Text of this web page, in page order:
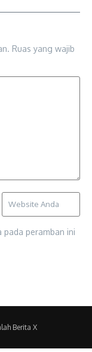
Ruas yang wajib
pada peramban ini
Berita X